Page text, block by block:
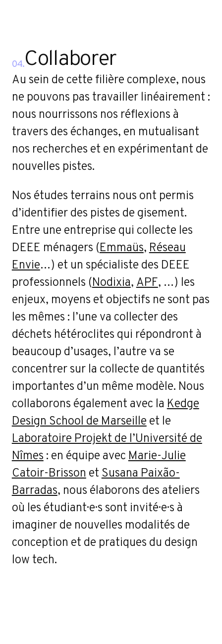
04.Collaborer
Au sein de cette filière complexe, nous
ne pouvons pas travailler linéairement :
nous nourrissons nos réflexions à
travers des échanges, en mutualisant
nos recherches et en expérimentant de
nouvelles pistes.
Nos études terrains nous ont permis
d’identifier des pistes de gisement.
Entre une entreprise qui collecte les
DEEE ménagers (Emmaüs, Réseau
Envie…) et un spécialiste des DEEE
professionnels (Nodixia, APF, …) les
enjeux, moyens et objectifs ne sont pas
les mêmes : l’une va collecter des
déchets hétéroclites qui répondront à
beaucoup d’usages, l’autre va se
concentrer sur la collecte de quantités
importantes d’un même modèle. Nous
collaborons également avec la Kedge
Design School de Marseille et le
Laboratoire Projekt de l’Université de
Nîmes : en équipe avec Marie-Julie
Catoir-Brisson et Susana Paixão-
Barradas, nous élaborons des ateliers
où les étudiant·e·s sont invité·e·s à
imaginer de nouvelles modalités de
conception et de pratiques du design
low tech.